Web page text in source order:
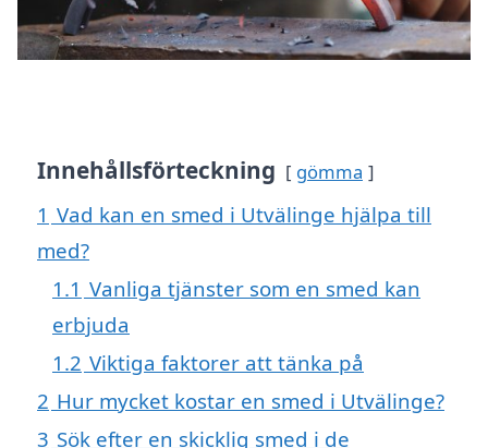
Innehållsförteckning gömma
1 Vad kan en smed i Utvälinge hjälpa till
med?
1.1 Vanliga tjänster som en smed kan
erbjuda
1.2 Viktiga faktorer att tänka på
2 Hur mycket kostar en smed i Utvälinge?
3 Sök efter en skicklig smed i de